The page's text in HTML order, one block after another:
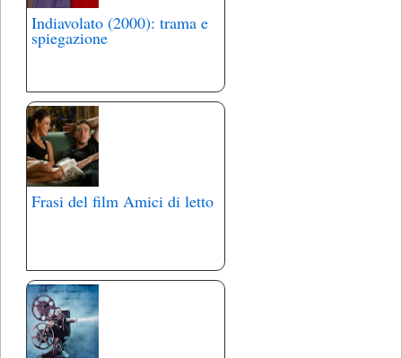
Indiavolato (2000): trama e
spiegazione
Frasi del film Amici di letto